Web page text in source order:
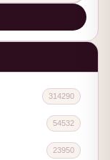
314290
54532
23950